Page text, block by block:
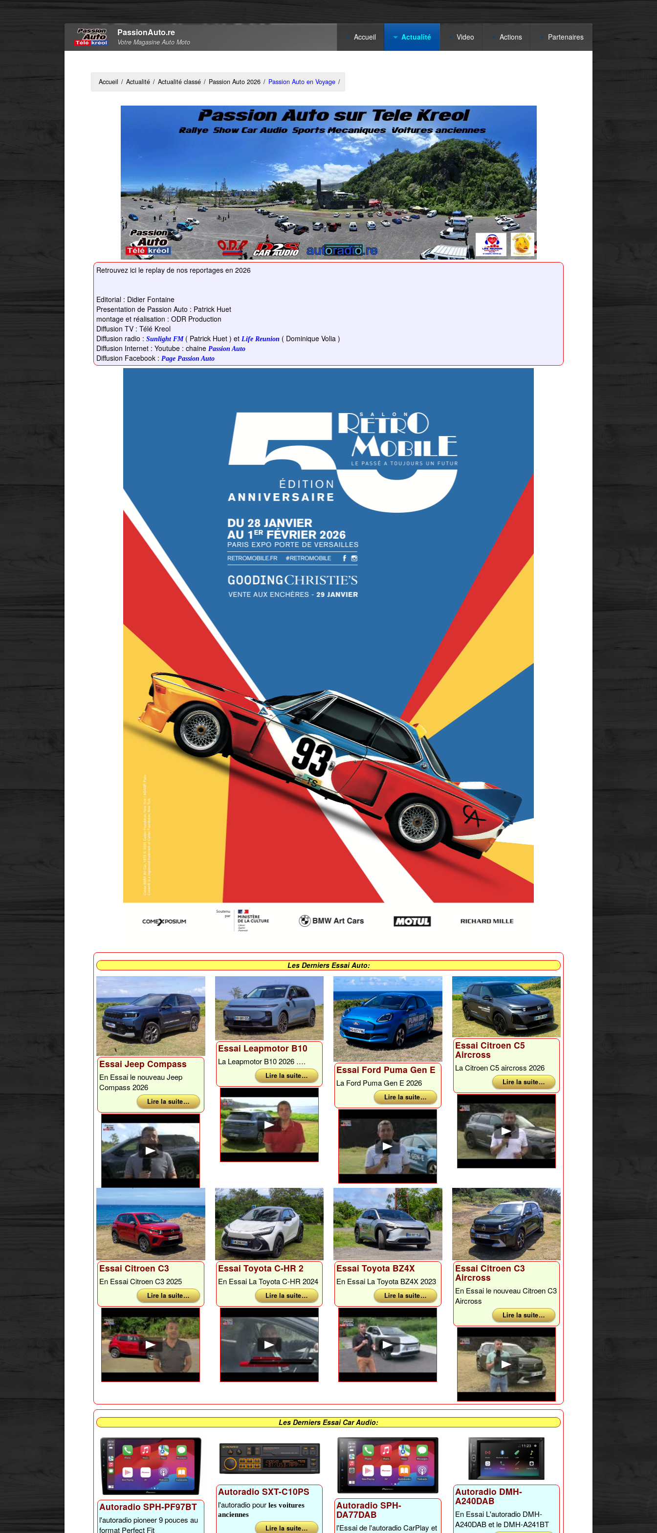
PassionAuto.re
Votre Magasine Auto Moto
Accueil Actualité Video Actions Partenaires
Accueil / Actualité / Actualité classé / Passion Auto 2026 / Passion Auto en Voyage /
Retrouvez ici le replay de nos reportages en 2026
Editorial : Didier Fontaine
Presentation de Passion Auto : Patrick Huet
montage et réalisation : ODR Production
Diffusion TV : Télé Kreol
Diffusion radio : Sunlight FM( Patrick Huet ) et Life Reunion ( Dominique Volia )
Diffusion Internet : Youtube : chaine Passion Auto
Diffusion Facebook : Page Passion Auto
Les Derniers Essai Auto:
Essai Jeep Compass
En Essai le nouveau Jeep
Compass 2026
Lire la suite …
Essai Leapmotor B10
La Leapmotor B10 2026 ….
Lire la suite … Essai Ford Puma Gen E
La Ford Puma Gen E 2026
Lire la suite …
Essai Citroen C5
Aircross
La Citroen C5 aircross 2026
Lire la suite …
Essai Citroen C3
En Essai Citroen C3 2025
Lire la suite …
Essai Toyota C-HR 2
En Essai La Toyota C-HR 2024
Lire la suite …
Essai Toyota BZ4X
En Essai La Toyota BZ4X 2023
Lire la suite …
Essai Citroen C3
Aircross
En Essai le nouveau Citroen C3
Aircross
Lire la suite …
Les Derniers Essai Car Audio:
Autoradio SPH-PF97BT
l'autoradio pioneer 9 pouces au
format Perfect Fit
Autoradio SXT-C10PS
l'autoradio pourles voitures
anciennes
Lire la suite …
Autoradio SPH-
DA77DAB
l'Essai de l'autoradio CarPlay et
Autoradio DMH-
A240DAB
En Essai L'autoradio DMH-
A240DAB et le DMH-A241BT